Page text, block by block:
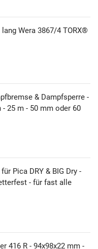
Wera 3867/4 TORX®
& Dampfsperre -
- 25 m - 50 mm oder 60
Pica DRY & BIG Dry -
- für fast alle
416 R - 94x98x22 mm -